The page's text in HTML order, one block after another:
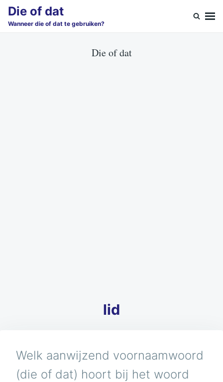
SkipSearch
for:
Die of dat
Wanneer die of dat te gebruiken?
Die of dat
lid
Welk aanwijzend voornaamwoord
(die of dat) hoort bij het woord